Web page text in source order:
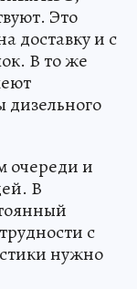
Это
доставку и с
В то же
дизельного
очереди и
В
с
нужно